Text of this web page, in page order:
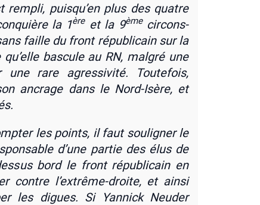
rem­pli, puisqu’en plus des quatre
la 1èreet la 9èmecir­cons­
faille du front répu­bli­cain sur la
bas­cule au RN, mal­gré une
une rare agres­si­vi­té. Tou­te­fois,
ancrage dans le Nord-Isère, et
les points, il faut sou­li­gner le
d’une par­tie des élus de
bord le front répu­bli­cain en
contre l’extrême-droite, et ain­si
les digues. Si Yan­nick Neu­der